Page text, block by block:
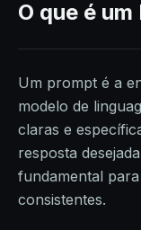
O que é
Um prompt é a
modelo de
claras e
resposta
fundamental
consistentes.